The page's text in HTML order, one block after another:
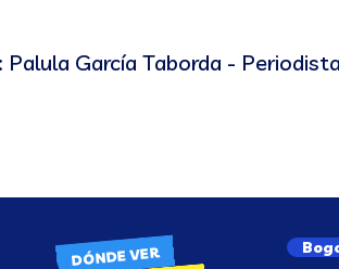
Palula García Taborda -
DÓNDE VER